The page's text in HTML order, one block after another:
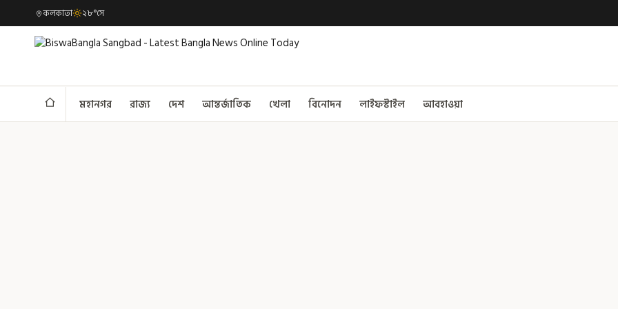
কলকাতা ২৮°সে
মহানগর রাজ্য দেশ আন্তর্জাতিক খেলা বিনোদন লাইফস্টাইল আবহাওয়া